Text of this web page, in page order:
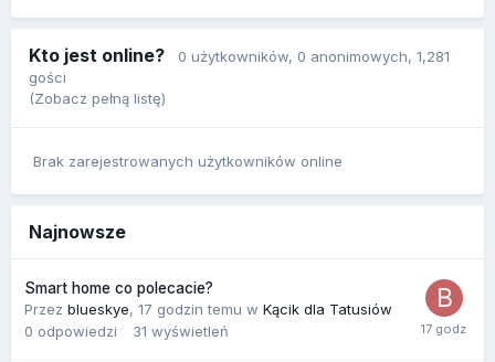
Kto jest online? 0 użytkowników, 0 anonimowych, 1,281
gości
(Zobacz pełną listę)
Brak zarejestrowanych użytkowników online
Najnowsze
Smart home co polecacie?
Przez blueskye, 17 godzin temu w Kącik dla Tatusiów
0 odpowiedzi 31 wyświetleń